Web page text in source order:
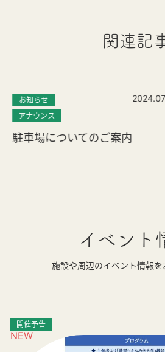
関連記
お知らせ
アナウンス
駐車場についてのご案内
イベント
施設や周辺のイベント情報を
NEW
開催予告